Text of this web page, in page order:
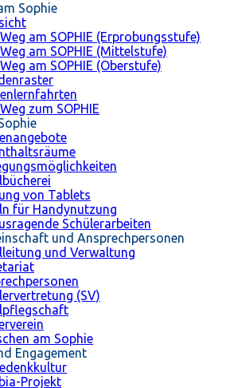
Sophie
am SOPHIE (Erprobungsstufe)
am SOPHIE (Mittelstufe)
am SOPHIE (Oberstufe)
zum SOPHIE
von Tablets
für Handynutzung
Schülerarbeiten
und Ansprechpersonen
und Verwaltung
(SV)
am Sophie
Engagement
Projekt